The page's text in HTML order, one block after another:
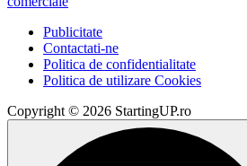
Publicitate
Contactati-ne
Politica de confidentialitate
Politica de utilizare Cookies
Copyright © 2026 StartingUP.ro